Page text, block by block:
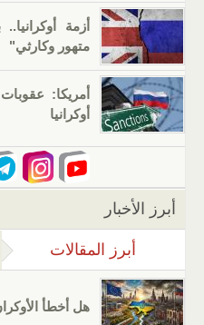
أزمة
متهور وكارثي"
أمريكا:
أوكرانيا
أبرز الأخبار
أبرز المقالات
هل أخطأ